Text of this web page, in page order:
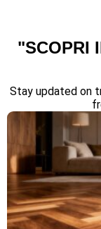
"SCOPRI
Stay updated on